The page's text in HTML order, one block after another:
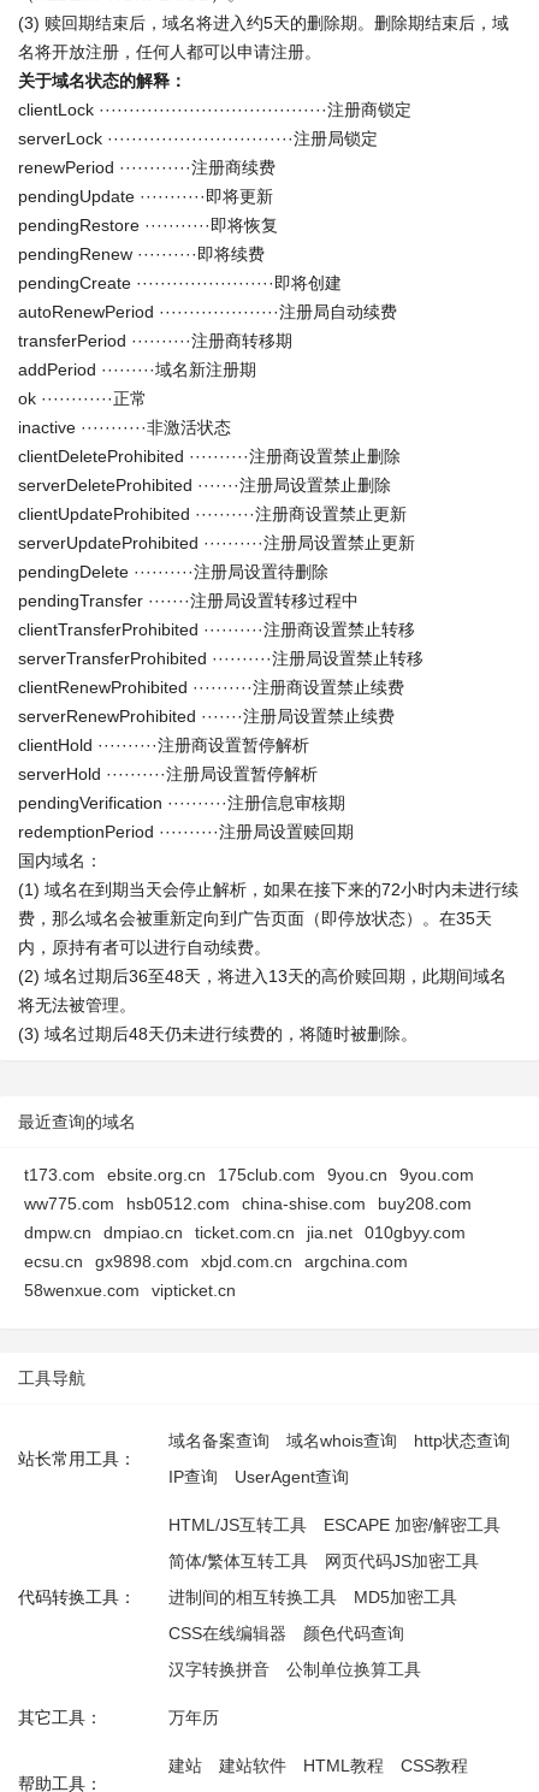
(3) 赎回期结束后，域名将进入约5天的删除期。删除期结束后，域
名将开放注册，任何人都可以申请注册。
关于域名状态的解释：
clientLock ······································注册商锁定
serverLock ·······························注册局锁定
renewPeriod ············注册商续费
pendingUpdate ···········即将更新
pendingRestore ···········即将恢复
pendingRenew ··········即将续费
pendingCreate ·······················即将创建
autoRenewPeriod ····················注册局自动续费
transferPeriod ··········注册商转移期
addPeriod ·········域名新注册期
ok ············正常
inactive ···········非激活状态
clientDeleteProhibited ··········注册商设置禁止删除
serverDeleteProhibited ·······注册局设置禁止删除
clientUpdateProhibited ··········注册商设置禁止更新
serverUpdateProhibited ··········注册局设置禁止更新
pendingDelete ··········注册局设置待删除
pendingTransfer ·······注册局设置转移过程中
clientTransferProhibited ··········注册商设置禁止转移
serverTransferProhibited ··········注册局设置禁止转移
clientRenewProhibited ··········注册商设置禁止续费
serverRenewProhibited ·······注册局设置禁止续费
clientHold ··········注册商设置暂停解析
serverHold ··········注册局设置暂停解析
pendingVerification ··········注册信息审核期
redemptionPeriod ··········注册局设置赎回期
国内域名：
(1) 域名在到期当天会停止解析，如果在接下来的72小时内未进行续
费，那么域名会被重新定向到广告页面（即停放状态）。在35天
内，原持有者可以进行自动续费。
(2) 域名过期后36至48天，将进入13天的高价赎回期，此期间域名
将无法被管理。
(3) 域名过期后48天仍未进行续费的，将随时被删除。
最近查询的域名
t173.com ebsite.org.cn 175club.com 9you.cn
9you.com
ww775.com
hsb0512.com china-shise.com
buy208.com
dmpw.cn
dmpiao.cn ticket.com.cn jia.net
010gbyy.com
ecsu.cn
gx9898.com xbjd.com.cn
argchina.com
58wenxue.com
vipticket.cn
工具导航
站长常用工具：
域名备案查询 域名whois查询
http状态查询
IP查询
UserAgent查询
代码转换工具：
HTML/JS互转工具
ESCAPE 加密/解密工具
简体/繁体互转工具
网页代码JS加密工具
进制间的相互转换工具
MD5加密工具
CSS在线编辑器
颜色代码查询
汉字转换拼音
公制单位换算工具
其它工具： 万年历
帮助工具：
建站 建站软件 HTML教程 CSS教程